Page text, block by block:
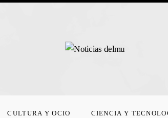
CULTURA Y OCIO CIENCIA Y